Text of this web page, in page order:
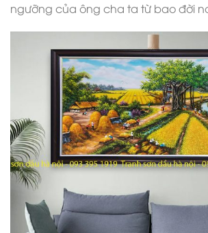
ngưỡng của ông cha ta từ bao đời